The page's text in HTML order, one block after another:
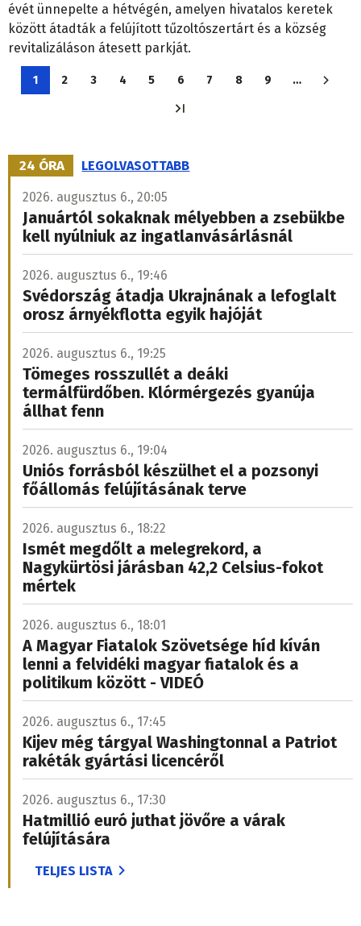
évét ünnepelte a hétvégén, amelyen hivatalos keretek
között átadták a felújított tűzoltószertárt és a község
revitalizáláson átesett parkját.
Oldalszámozás
Jelenlegi
1
Oldal
2
Oldal
3
Oldal
4
Oldal
5
Oldal
6
Oldal
7
Oldal
8
Oldal
9 …
24 ÓRA LEGOLVASOTTABB
2026. augusztus 6., 20:05
Januártól sokaknak mélyebben a zsebükbe
kell nyúlniuk az ingatlanvásárlásnál
2026. augusztus 6., 19:46
Svédország átadja Ukrajnának a lefoglalt
orosz árnyékflotta egyik hajóját
2026. augusztus 6., 19:25
Tömeges rosszullét a deáki
termálfürdőben. Klórmérgezés gyanúja
állhat fenn
2026. augusztus 6., 19:04
Uniós forrásból készülhet el a pozsonyi
főállomás felújításának terve
2026. augusztus 6., 18:22
Ismét megdőlt a melegrekord, a
Nagykürtösi járásban 42,2 Celsius-fokot
mértek
2026. augusztus 6., 18:01
A Magyar Fiatalok Szövetsége híd kíván
lenni a felvidéki magyar fiatalok és a
politikum között - VIDEÓ
2026. augusztus 6., 17:45
Kijev még tárgyal Washingtonnal a Patriot
rakéták gyártási licencéről
2026. augusztus 6., 17:30
Hatmillió euró juthat jövőre a várak
felújítására
TELJES LISTA